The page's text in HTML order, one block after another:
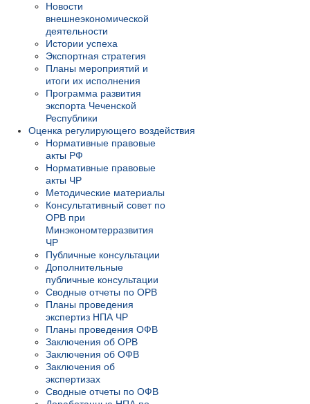
Новости
внешнеэкономической
деятельности
Истории успеха
Экспортная стратегия
Планы мероприятий и
итоги их исполнения
Программа развития
экспорта Чеченской
Республики
Оценка регулирующего воздействия
Нормативные правовые
акты РФ
Нормативные правовые
акты ЧР
Методические материалы
Консультативный совет по
ОРВ при
Минэкономтерразвития
ЧР
Публичные консультации
Дополнительные
публичные консультации
Сводные отчеты по ОРВ
Планы проведения
экспертиз НПА ЧР
Планы проведения ОФВ
Заключения об ОРВ
Заключения об ОФВ
Заключения об
экспертизах
Сводные отчеты по ОФВ